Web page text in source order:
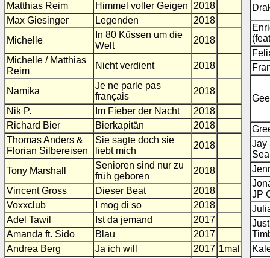
Matthias Reim
Himmel voller Geigen
2018
Max Giesinger
Legenden
2018
Michelle
In 80 Küssen um die
Welt
2018
Michelle / Matthias
Reim
Nicht verdient 2018
Namika
Je ne parle pas
français
2018
Nik P.
Im Fieber der Nacht
2018
Richard Bier
Bierkapitän
2018
Thomas Anders &
Florian Silbereisen
Sie sagte doch sie
liebt mich
2018
Tony Marshall
Senioren sind nur zu
früh geboren
2018
Vincent Gross
Dieser Beat
2018
Voxxclub
I mog di so
2018
Adel Tawil
Ist da jemand
2017
Amanda ft. Sido
Blau
2017
Andrea Berg
Ja ich will 2017 1mal
Jay
JP